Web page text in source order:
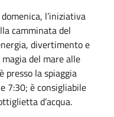
l’iniziativa
camminata del
divertimento e
del mare alle
la spiaggia
7:30; è consigliabile
d’acqua.